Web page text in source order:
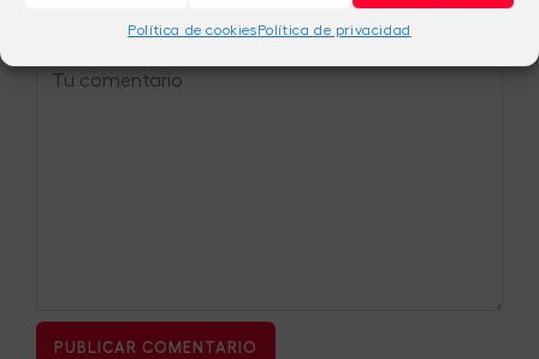
Política de cookiesPolítica de privacidad
TU COMENTARIO